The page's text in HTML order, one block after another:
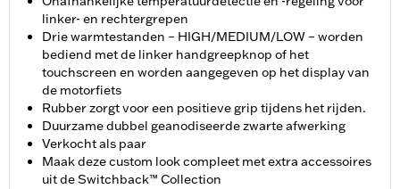
linker- en rechtergrepen
Drie warmtestanden – HIGH/MEDIUM/LOW – worden
bediend met de linker handgreepknop of het
touchscreen en worden aangegeven op het display van
de motorfiets
Rubber zorgt voor een positieve grip tijdens het rijden.
Duurzame dubbel geanodiseerde zwarte afwerking
Verkocht als paar
Maak deze custom look compleet met extra accessoires
uit de Switchback™ Collection